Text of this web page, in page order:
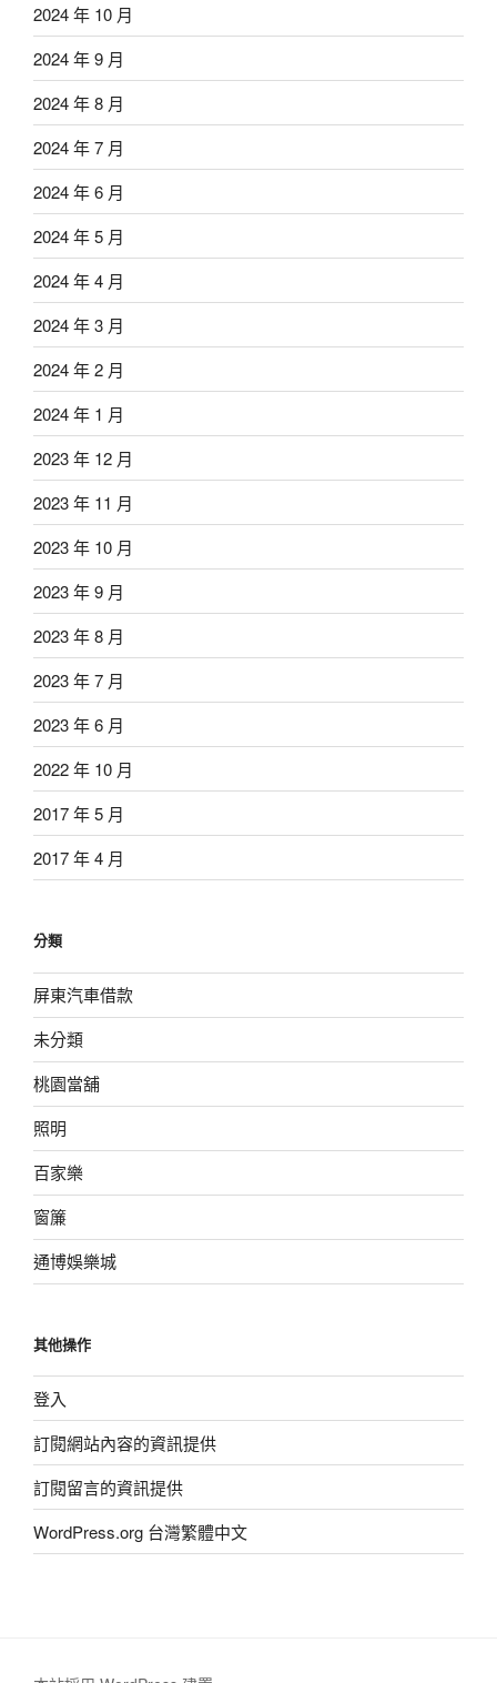
2024 年 10 月
2024 年 9 月
2024 年 8 月
2024 年 7 月
2024 年 6 月
2024 年 5 月
2024 年 4 月
2024 年 3 月
2024 年 2 月
2024 年 1 月
2023 年 12 月
2023 年 11 月
2023 年 10 月
2023 年 9 月
2023 年 8 月
2023 年 7 月
2023 年 6 月
2022 年 10 月
2017 年 5 月
2017 年 4 月
分類
屏東汽車借款
未分類
桃園當舖
照明
百家樂
窗簾
通博娛樂城
其他操作
登入
訂閱網站內容的資訊提供
訂閱留言的資訊提供
WordPress.org 台灣繁體中文